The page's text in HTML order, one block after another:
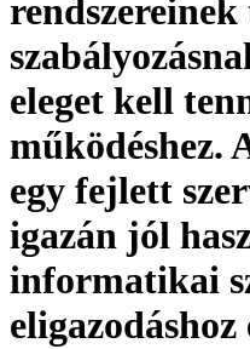
eleget kell
működéshez.
egy fejlett
igazán jól
informatikai